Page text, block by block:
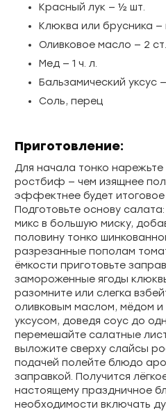
Красный лук — ½ шт.
Клюква или брусника —
Оливковое масло — 2
Мед — 1 ч. л.
Бальзамический уксус —
Соль, перец
Приготовление:
Для начала тонко
ростбиф — чем изящнее
эффектнее будет
Подготовьте основу
микс в большую миску,
половину тонко
разрезанные пополам
ёмкости приготовьте
замороженные ягоды
разомните или слегка
оливковым маслом, мёдом и
уксусом, доведя соус до
перемешайте салатные
выложите сверху слайсы
подачей полейте блюдо
заправкой. Получится
настоящему праздничное
необходимости включать